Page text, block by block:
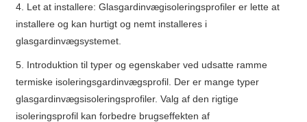
4. Let at installere: Glasgardinvægisoleringsprofiler er lette at
installere og kan hurtigt og nemt installeres i
glasgardinvægsystemet.
5. Introduktion til typer og egenskaber ved udsatte ramme
termiske isoleringsgardinvægsprofil. Der er mange typer
glasgardinvægsisoleringsprofiler. Valg af den rigtige
isoleringsprofil kan forbedre brugseffekten af ​​